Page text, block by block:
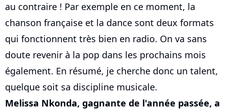
au contraire ! Par exemple en ce moment, la
chanson française et la dance sont deux formats
qui fonctionnent très bien en radio. On va sans
doute revenir à la pop dans les prochains mois
également. En résumé, je cherche donc un talent,
quelque soit sa discipline musicale.
Melissa Nkonda, gagnante de l'année passée, a